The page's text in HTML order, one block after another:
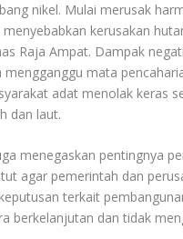
nikel. Mulai merusak
kerusakan
Raja Ampat. Dampak
mata
adat menolak keras
dan laut.
menegaskan pentingnya
agar pemerintah dan
terkait
berkelanjutan dan tidak